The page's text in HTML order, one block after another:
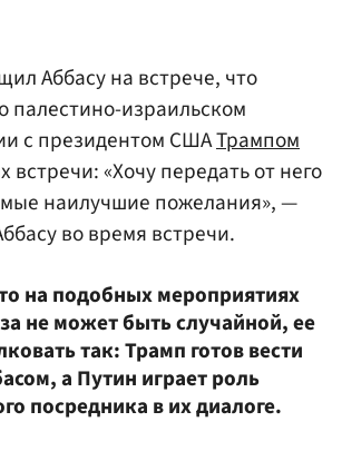
Аббасу на встрече, что
палестино-израильском
с президентом СШАТрампом
встречи: «Хочу передать от него
наилучшие пожелания», —
во время встречи.
на подобных мероприятиях
не может быть случайной, ее
так: Трамп готов вести
а Путин играет роль
посредника в их диалоге.